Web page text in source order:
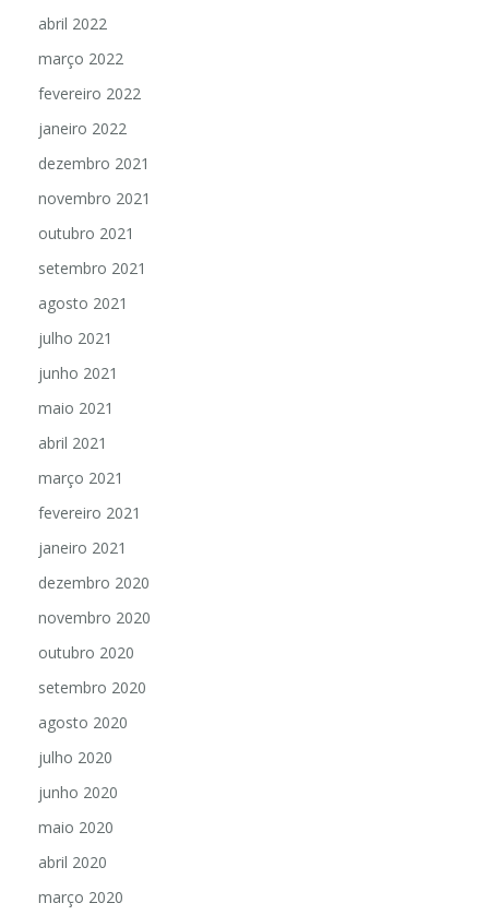
abril 2022
março 2022
fevereiro 2022
janeiro 2022
dezembro 2021
novembro 2021
outubro 2021
setembro 2021
agosto 2021
julho 2021
junho 2021
maio 2021
abril 2021
março 2021
fevereiro 2021
janeiro 2021
dezembro 2020
novembro 2020
outubro 2020
setembro 2020
agosto 2020
julho 2020
junho 2020
maio 2020
abril 2020
março 2020